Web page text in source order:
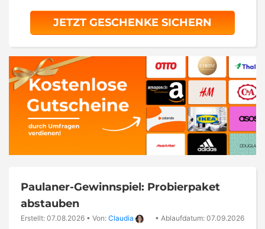
JETZT GESCHENKE SICHERN
Paulaner-Gewinnspiel: Probierpaket
abstauben
Erstellt: 07.08.2026 • Von: Claudia • Ablaufdatum: 07.09.2026